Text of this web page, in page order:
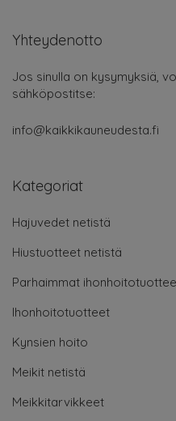
Yhteydenotto
Jos sinulla on kysymyksiä,
sähköpostitse:
info@kaikkikauneudesta.fi
Kategoriat
Hajuvedet netistä
Hiustuotteet netistä
Parhaimmat
Ihonhoitotuotteet
Kynsien hoito
Meikit netistä
Meikkitarvikkeet